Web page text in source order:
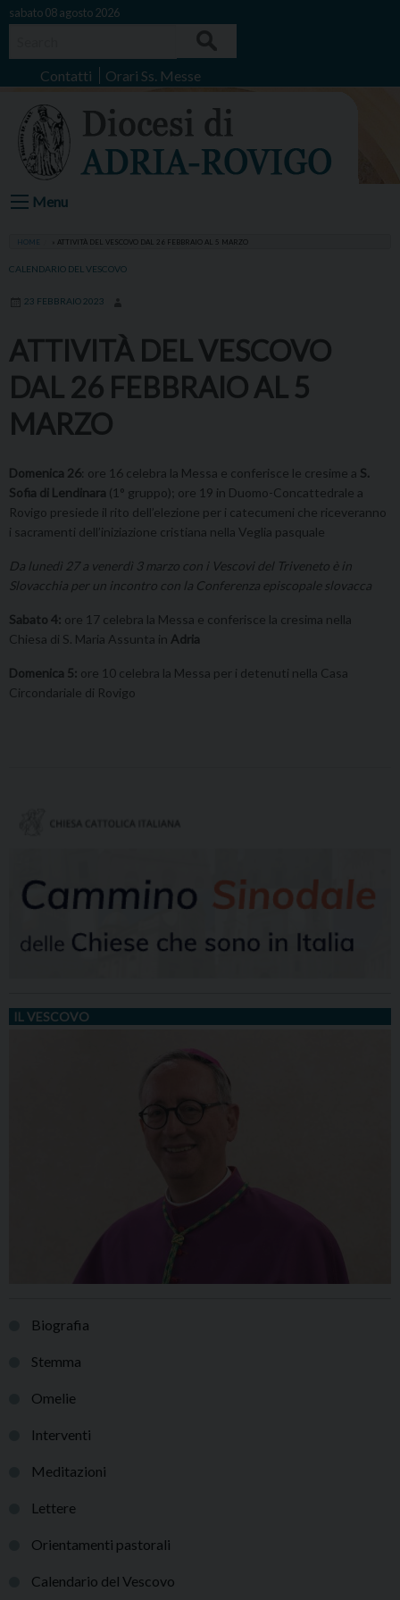
Skip
sabato 08 agosto 2026
Contatti Orari Ss. Messe
Menu
HOME ATTIVITÀ DEL VESCOVO DAL 26 FEBBRAIO AL 5 MARZO
CALENDARIO DEL VESCOVO
23 FEBBRAIO 2023
ATTIVITÀ DEL VESCOVO
DAL 26 FEBBRAIO AL 5
MARZO
Domenica 26: ore 16 celebra la Messa e conferisce le cresime a S.
Sofia di Lendinara (1° gruppo); ore 19 in Duomo-Concattedrale a
Rovigo presiede il rito dell’elezione per i catecumeni che riceveranno
i sacramenti dell’iniziazione cristiana nella Veglia pasquale
Da lunedì 27 a venerdì 3 marzo con i Vescovi del Triveneto è in
Slovacchia per un incontro con la Conferenza episcopale slovacca
Sabato 4: ore 17 celebra la Messa e conferisce la cresima nella
Chiesa di S. Maria Assunta in Adria
Domenica 5: ore 10 celebra la Messa per i detenuti nella Casa
Circondariale di Rovigo
IL VESCOVO
Biografia
Stemma
Omelie
Interventi
Meditazioni
Lettere
Orientamenti pastorali
Calendario del Vescovo